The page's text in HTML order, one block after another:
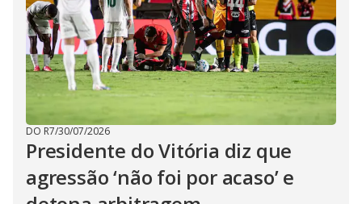
DO R7/30/07/2026
Presidente do Vitória diz que
agressão ‘não foi por acaso’ e